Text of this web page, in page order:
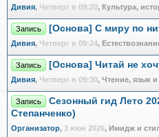
Дивия, Четверг в 09:20, Культура,
Запись [Основа] С миру по
Дивия, Четверг в 09:24,
Запись [Основа] Читай не
Дивия, Четверг в 09:30, Чтение, язык и
Запись
Сезонный гид Лето
Степанченко)
Организатор, 3 июн 2026, Имидж и